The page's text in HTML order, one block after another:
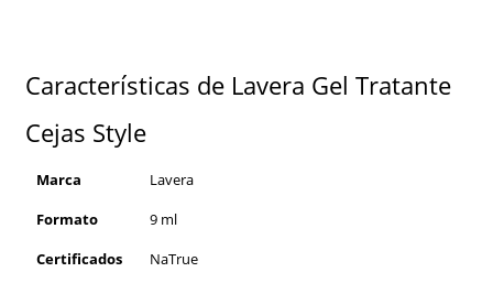
Características de Lavera Gel Tratante
Cejas Style
Marca
Lavera
Formato
9 ml
Certificados
NaTrue